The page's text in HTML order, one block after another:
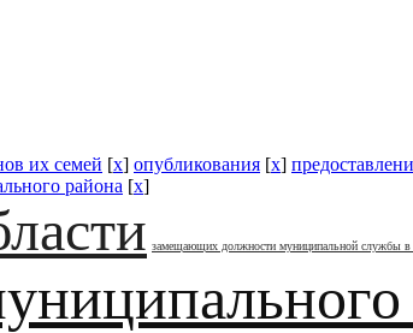
их семей [x] опубликования [x]
района [x]
замещающих должности муниципальной службы в